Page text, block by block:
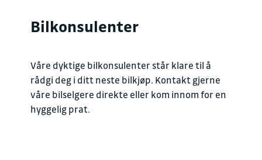
Bilkonsulenter
Våre dyktige bilkonsulenter står klare til å
rådgi deg i ditt neste bilkjøp. Kontakt gjerne
våre bilselgere direkte eller kom innom for en
hyggelig prat.